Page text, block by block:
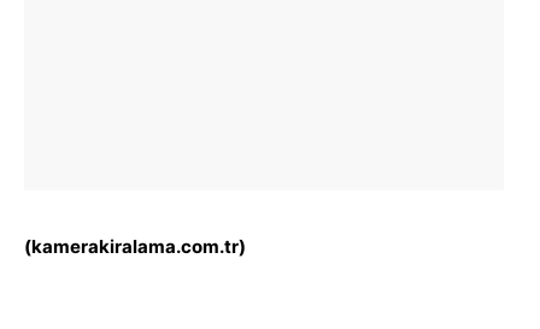
(kamerakiralama.com.tr)